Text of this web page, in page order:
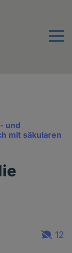
Menu
und
mit säkularen
12